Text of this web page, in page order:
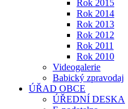
Rok 2015
Rok 2014
Rok 2013
Rok 2012
Rok 2011
Rok 2010
Videogalerie
Babický zpravodaj
ÚŘAD OBCE
ÚŘEDNÍ DESKA